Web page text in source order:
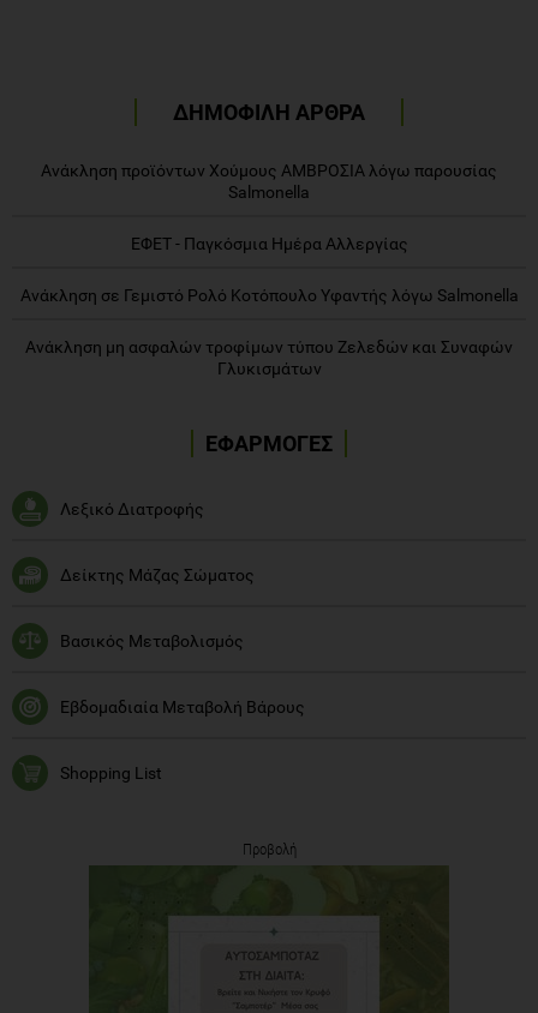
ΔΗΜΟΦΙΛΗ ΑΡΘΡΑ
Ανάκληση προϊόντων Χούμους ΑΜΒΡΟΣΙΑ λόγω παρουσίας
Salmonella
ΕΦΕΤ - Παγκόσμια Ημέρα Αλλεργίας
Ανάκληση σε Γεμιστό Ρολό Κοτόπουλο Υφαντής λόγω Salmonella
Ανάκληση μη ασφαλών τροφίμων τύπου Ζελεδών και Συναφών
Γλυκισμάτων
ΕΦΑΡΜΟΓΕΣ
Λεξικό Διατροφής
Δείκτης Μάζας Σώματος
Βασικός Μεταβολισμός
Εβδομαδιαία Μεταβολή Βάρους
Shopping List
Προβολή